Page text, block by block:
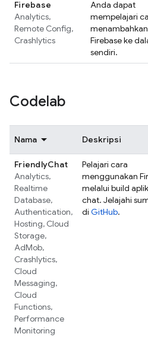
Firebase
Analytics,
Remote Config,
Crashlytics
Anda dapat
mempelajari
Firebase ke
sendiri.
Codelab
Nama Deskripsi
FriendlyChat
Analytics,
Realtime
Database,
Authentication,
Hosting, Cloud
Storage,
AdMob,
Crashlytics,
Cloud
Messaging,
Cloud
Functions,
Performance
Monitoring
Pelajari cara
menggunakan
melalui build
chat. Jelajahi
di GitHub.